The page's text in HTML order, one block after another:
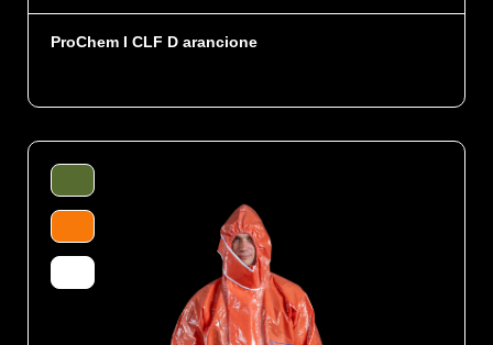
ProChem I CLF D arancione